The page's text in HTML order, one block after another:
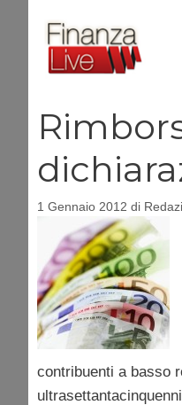
contenuto
1 Gennaio 2012 di
contribuenti a basso